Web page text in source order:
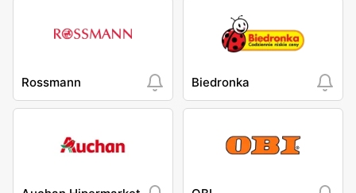
Rossmann Biedronka